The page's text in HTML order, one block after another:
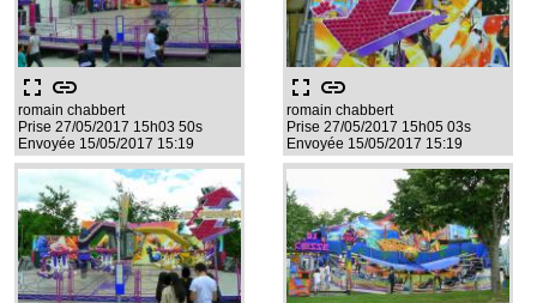
fullscreen link
romain chabbert
Prise 27/05/2017 15h03 50s
Envoyée 15/05/2017 15:19
fullscreen link
romain chabbert
Prise 27/05/2017 15h05 03s
Envoyée 15/05/2017 15:19